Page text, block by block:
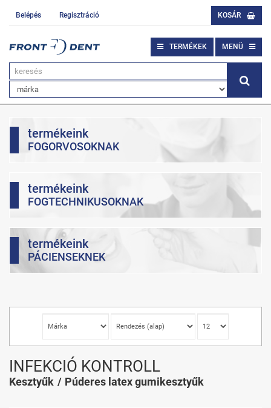
Belépés Regisztráció KOSÁR
TERMÉKEK MENÜ
termékeink
FOGORVOSOKNAK
termékeink
FOGTECHNIKUSOKNAK
termékeink
PÁCIENSEKNEK
INFEKCIÓ KONTROLL
Kesztyűk Púderes latex gumikesztyűk